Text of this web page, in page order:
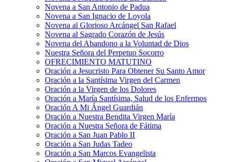
Novena a San Antonio de Padua
Novena a San Ignacio de Loyola
Novena al Glorioso Arcángel San Rafael
Novena al Sagrado Corazón de Jesús
Novena del Abandono a la Voluntad de Dios
Nuestra Señora del Perpetuo Socorro
OFRECIMIENTO MATUTINO
Oración a Jesucristo Para Obtener Su Santo Amor
Oración a la Santísima Virgen del Carmen
Oración a la Virgen de los Dolores
Oración a María Santísima, Salud de los Enfermos
Oración A Mi Ángel Guardián
Oración a Nuestra Bendita Virgen María
Oración a Nuestra Señora de Fátima
Oración a San Juan Pablo II
Oración a San Judas Tadeo
Oración a San Marcos Evangelista